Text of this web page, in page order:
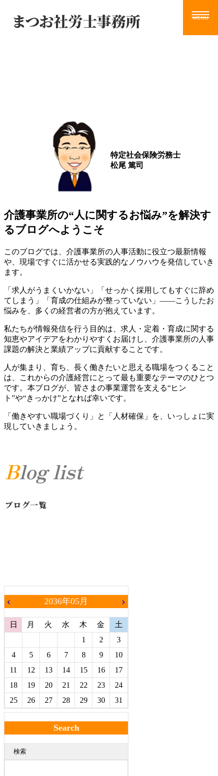
特定社会保険労務士
松尾 篤司
介護事業所の“人に関するお悩み”を解決す
るブログへようこそ
このブログでは、介護事業所の人事活動に役立つ最新情報
や、現場ですぐに活かせる実践的なノウハウを発信していき
ます。
「求人がうまくいかない」「せっかく採用してもすぐに辞め
てしまう」「育成の仕組みが整っていない」――こうしたお
悩みを、多くの経営者の方が抱えています。
私たちが情報発信を行う目的は、求人・定着・育成に関する
知恵やアイデアをわかりやすくお届けし、介護事業所の人事
課題の解決と業績アップに貢献することです。
人が集まり、育ち、長く働きたいと思える職場をつくること
は、これからの介護経営にとって最も重要なテーマのひとつ
です。本ブログが、皆さまの事業運営を支える“ヒン
ト”や“きっかけ”となれば幸いです。
「働きやすい職場づくり」と「人材確保」を、いっしょに実
現していきましょう。
Blog list
ブログ一覧
chevron_left 2036年05月 chevron_right
日 月 火 水 木 金
土
1
2
3
4
5 6 7 8 9
10
11
12 13 14 15 16
17
18
19 20 21 22 23
24
25
26 27 28 29 30 31
Search
検索